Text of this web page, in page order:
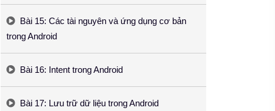
Bài 15: Các tài nguyên và ứng dụng cơ bản
trong Android
Bài 16: Intent trong Android
Bài 17: Lưu trữ dữ liệu trong Android